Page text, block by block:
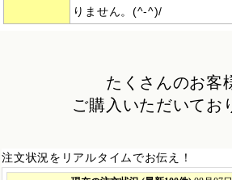
りません。(^-^)/
たくさんのお客
ご購入いただいてお
注文状況をリアルタイムでお伝え！